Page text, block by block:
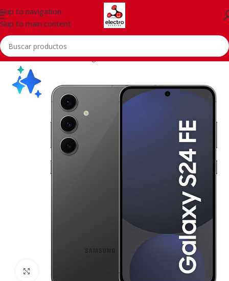
Skip to navigation
Skip to main content
Inicio/Telefonía/Samsung